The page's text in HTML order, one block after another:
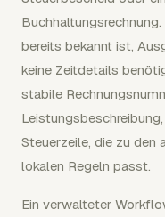
bereits bekannt ist,
keine Zeitdetails
stabile
Steuerzeile, die zu den
lokalen Regeln passt.
Ein verwalteter